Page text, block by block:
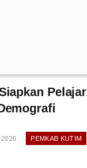
Pelajar
2026 PEMKAB KUTIM